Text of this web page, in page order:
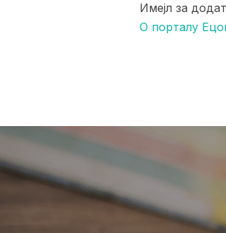
Имејл за
О порталу